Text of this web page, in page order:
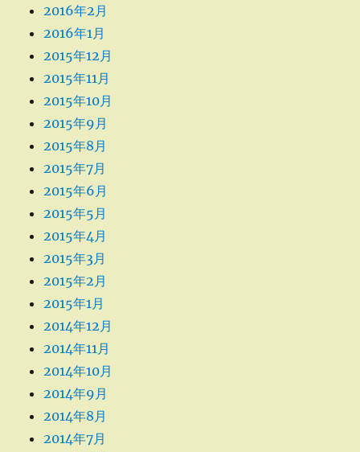
2016年2月
2016年1月
2015年12月
2015年11月
2015年10月
2015年9月
2015年8月
2015年7月
2015年6月
2015年5月
2015年4月
2015年3月
2015年2月
2015年1月
2014年12月
2014年11月
2014年10月
2014年9月
2014年8月
2014年7月